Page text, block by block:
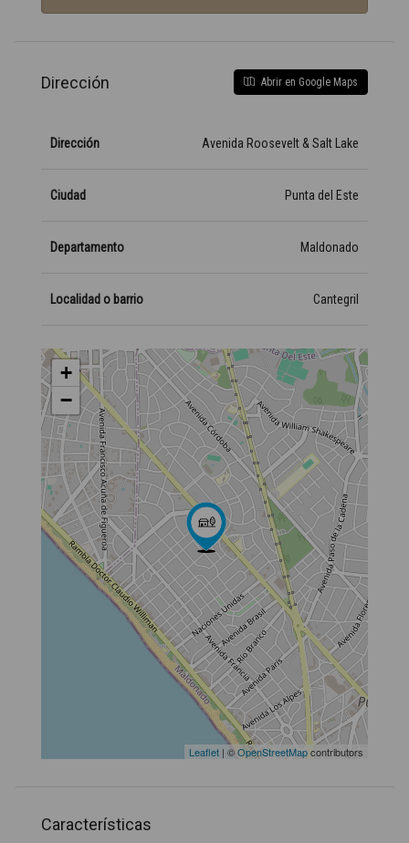
Dirección Abrir en Google Maps
Dirección Avenida Roosevelt & Salt Lake
Ciudad Punta del Este
Departamento Maldonado
Localidad o barrio Cantegril
+
−
Leaflet | ©OpenStreetMapcontributors
Características